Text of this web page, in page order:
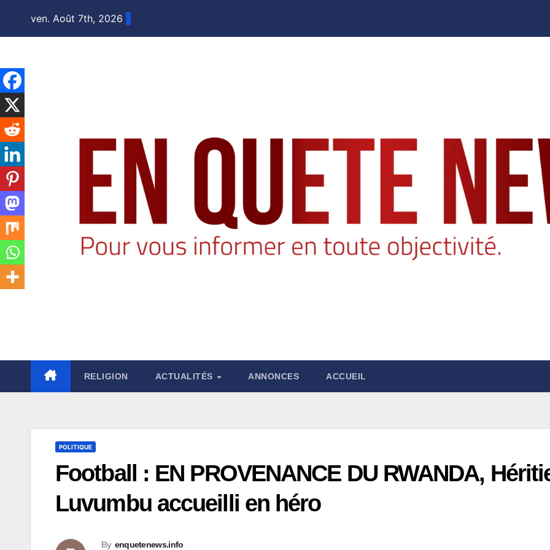
ven. Août 7th, 2026
RELIGION ACTUALITÉS ANNONCES ACCUEIL
POLITIQUE
Football : EN PROVENANCE DU RWANDA,
Luvumbu accueilli en héro
By enquetenews.info